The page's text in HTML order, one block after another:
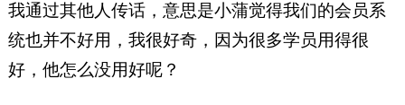
我通过其他人传话，意思是小蒲觉得我们的会员系
统也并不好用，我很好奇，因为很多学员用得很
好，他怎么没用好呢？